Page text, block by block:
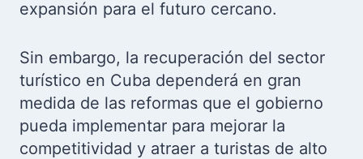
expansión para el futuro cercano.
Sin embargo, la recuperación del sector
turístico en Cuba dependerá en gran
medida de las reformas que el gobierno
pueda implementar para mejorar la
competitividad y atraer a turistas de alto